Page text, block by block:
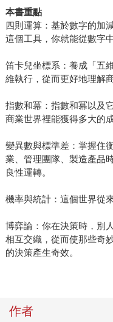
本書重點
四則運算：基於數字的加
這個工具，你就能從數字
笛卡兒坐標系：養成「五
維執行，從而更好地理解
指數和冪：指數和冪以及
商業世界裡能獲得多大的成
變異數與標準差：掌握住
業、管理團隊、製造產品
良性運轉。
機率與統計：這個世界從
博弈論：你在決策時，別
相互交織，從而使那些奇
的決策產生奇效。
作者